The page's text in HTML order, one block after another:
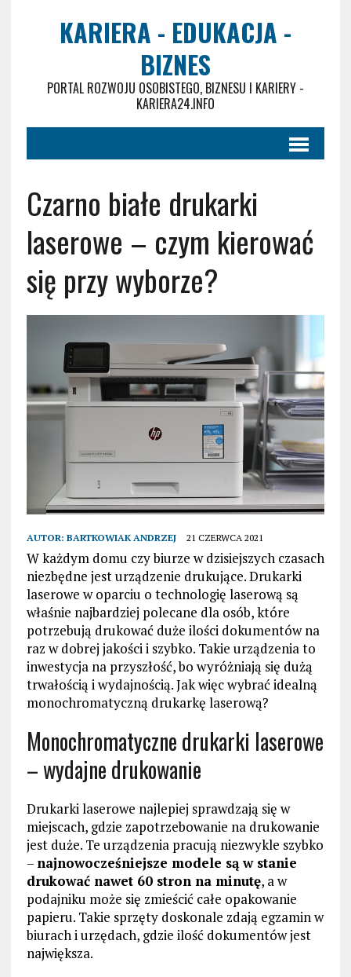
KARIERA - EDUKACJA -
BIZNES
PORTAL ROZWOJU OSOBISTEGO, BIZNESU I KARIERY -
KARIERA24.INFO
Czarno białe drukarki
laserowe – czym kierować
się przy wyborze?
AUTOR: BARTKOWIAK ANDRZEJ 21 CZERWCA 2021
W każdym domu czy biurze w dzisiejszych czasach
niezbędne jest urządzenie drukujące. Drukarki
laserowe w oparciu o technologię laserową są
właśnie najbardziej polecane dla osób, które
potrzebują drukować duże ilości dokumentów na
raz w dobrej jakości i szybko. Takie urządzenia to
inwestycja na przyszłość, bo wyróżniają się dużą
trwałością i wydajnością. Jak więc wybrać idealną
monochromatyczną drukarkę laserową?
Monochromatyczne drukarki laserowe
– wydajne drukowanie
Drukarki laserowe najlepiej sprawdzają się w
miejscach, gdzie zapotrzebowanie na drukowanie
jest duże. Te urządzenia pracują niezwykle szybko
– najnowocześniejsze modele są w stanie
drukować nawet 60 stron na minutę, a w
podajniku może się zmieścić całe opakowanie
papieru. Takie sprzęty doskonale zdają egzamin w
biurach i urzędach, gdzie ilość dokumentów jest
największa.